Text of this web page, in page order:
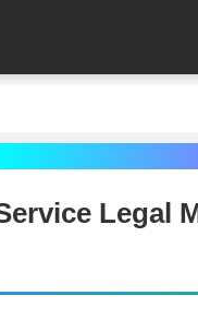
Legal